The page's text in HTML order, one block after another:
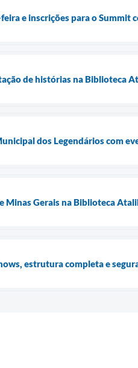
e inscrições para o Summit
de histórias na Biblioteca
dos Legendários com
Gerais na Biblioteca
estrutura completa e